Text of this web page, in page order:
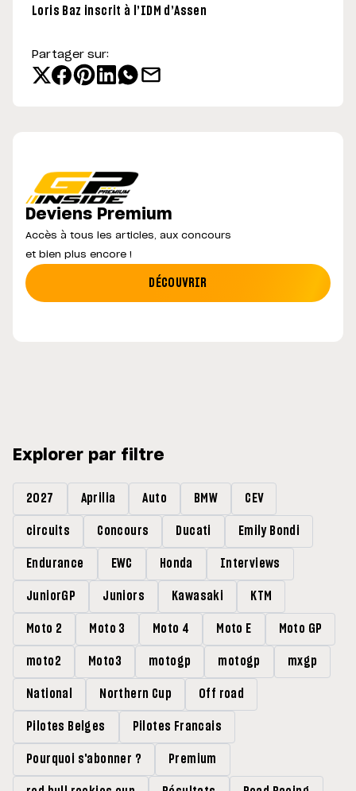
Loris Baz inscrit à l’IDM d’Assen
Partager sur:
Deviens Premium
Accès à tous les articles, aux concours
et bien plus encore !
DÉCOUVRIR
Explorer par filtre
2027 Aprilia Auto BMW CEV
circuits Concours Ducati Emily Bondi
Endurance EWC Honda Interviews
JuniorGP Juniors Kawasaki KTM
Moto 2 Moto 3 Moto 4 Moto E Moto GP
moto2 Moto3 motogp motogp mxgp
National Northern Cup Off road
Pilotes Belges Pilotes Francais
Pourquoi s'abonner ? Premium